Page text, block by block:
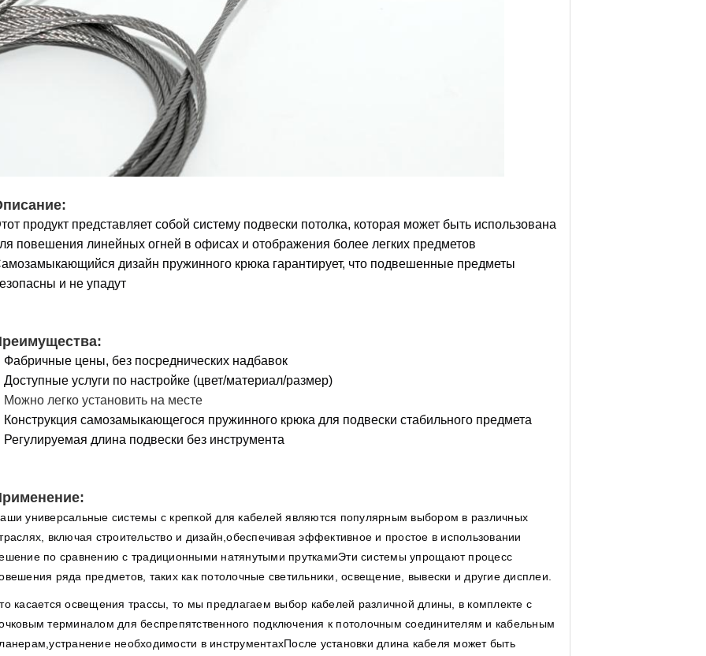
продукт представляет собой систему подвески потолка, которая может быть использована
повешения линейных огней в офисах и отображения более легких предметов
дизайн пружинного крюка гарантирует, что подвешенные предметы
и не упадут
Фабричные цены, без посреднических надбавок
Доступные услуги по настройке (цвет/материал/размер)
Можно легко установить на месте
Конструкция самозамыкающегося пружинного крюка для подвески стабильного предмета
Регулируемая длина подвески без инструмента
:
универсальные системы с крепкой для кабелей являются популярным выбором в различных
включая строительство и дизайн,обеспечивая эффективное и простое в использовании
по сравнению с традиционными натянутыми пруткамиЭти системы упрощают процесс
ряда предметов, таких как потолочные светильники, освещение, вывески и другие дисплеи.
касается освещения трассы, то мы предлагаем выбор кабелей различной длины, в комплекте с
терминалом для беспрепятственного подключения к потолочным соединителям и кабельным
необходимости в инструментахПосле установки длина кабеля может быть